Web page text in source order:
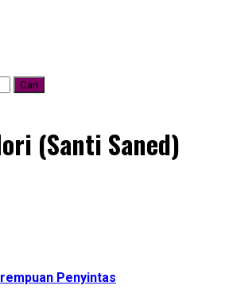
(Santi Saned)
Penyintas